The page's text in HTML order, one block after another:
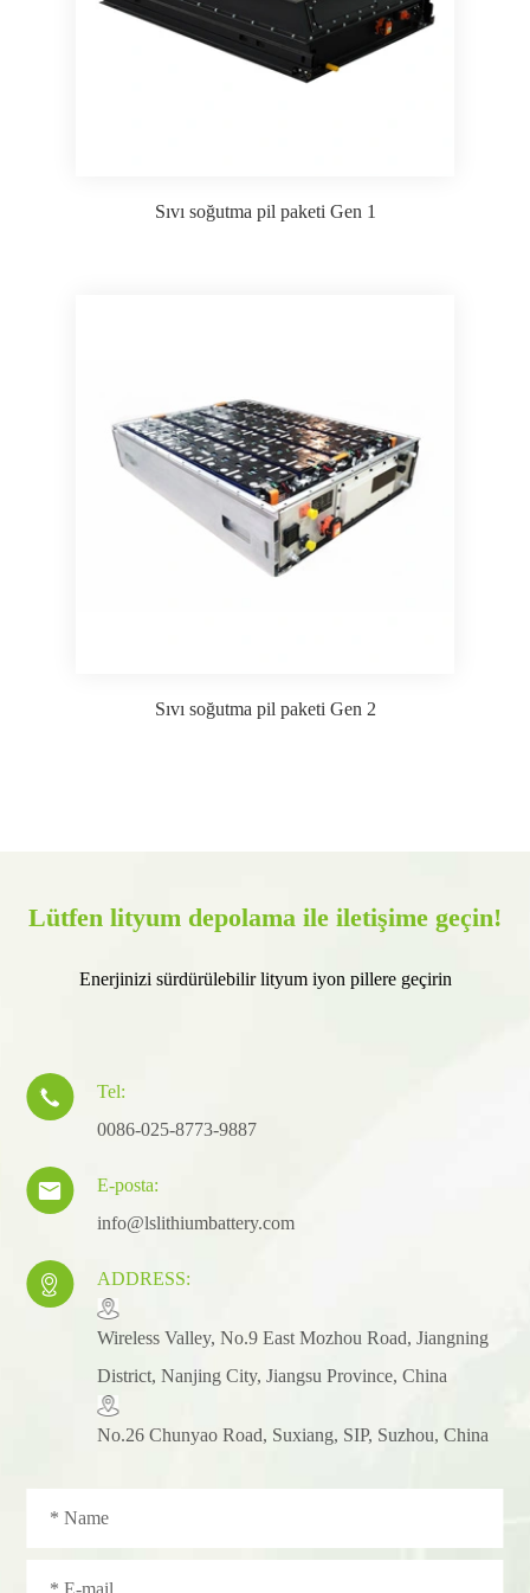
Sıvı soğutma pil paketi Gen 1
Sıvı soğutma pil paketi Gen 2
Lütfen lityum depolama ile iletişime geçin!
Enerjinizi sürdürülebilir lityum iyon pillere geçirin

Tel:
0086-025-8773-9887

E-posta:
info@lslithiumbattery.com
 ADDRESS:
​Wireless Valley, No.9 East Mozhou Road, Jiangning
District, Nanjing City, Jiangsu Province, China
No.26 Chunyao Road, Suxiang, SIP, Suzhou, China